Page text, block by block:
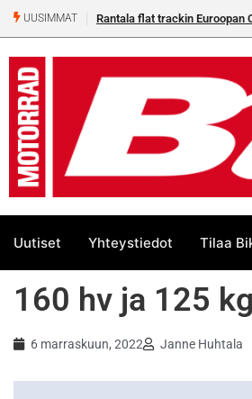
UUSIMMAT Rantala flat trackin Euroopan
Uutiset Yhteystiedot Tilaa
160 hv ja 125
6 marraskuun, 2022 Janne Huhtala